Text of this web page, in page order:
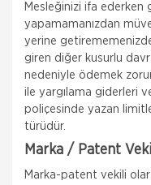
Mesleğinizi ifa ederken
yapamamanızdan
yerine
giren diğer kusurlu
nedeniyle ödemek
ile yargılama giderleri
poliçesinde yazan
türüdür.
Marka / Patent
Marka-patent vekili